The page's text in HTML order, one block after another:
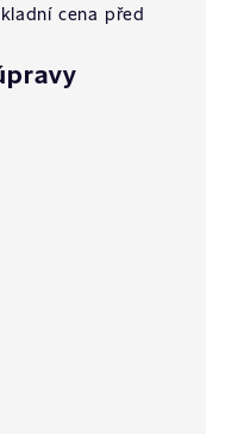
cena před